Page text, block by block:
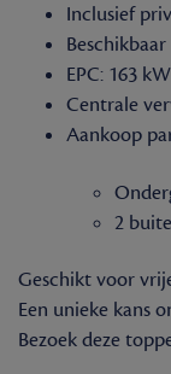
Inclusief
EPC: 163
Centrale
Aankoop
2
Geschikt voor
Een unieke kans
Bezoek deze